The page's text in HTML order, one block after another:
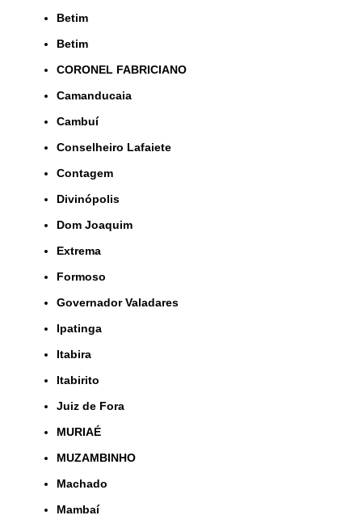
Betim
Betim
CORONEL FABRICIANO
Camanducaia
Cambuí
Conselheiro Lafaiete
Contagem
Divinópolis
Dom Joaquim
Extrema
Formoso
Governador Valadares
Ipatinga
Itabira
Itabirito
Juiz de Fora
MURIAÉ
MUZAMBINHO
Machado
Mambaí